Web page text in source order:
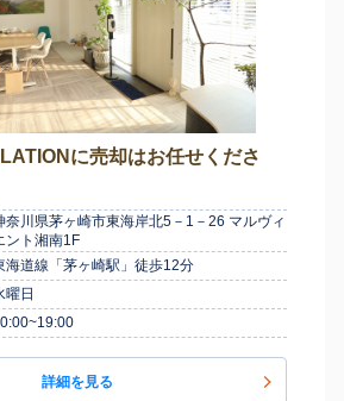
に売却はお任せくださ
奈川県茅ヶ崎市東海岸北5－1－26 マルヴィ
ント湘南1F
海道線「茅ヶ崎駅」徒歩12分
曜日
詳細を見る